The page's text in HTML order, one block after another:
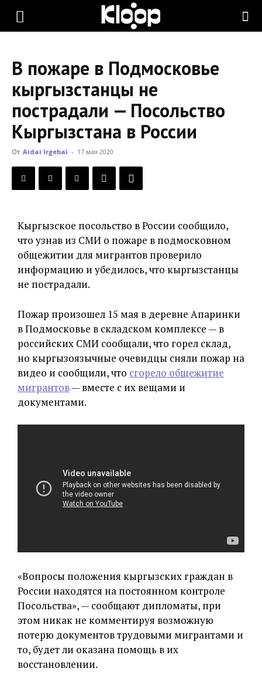
KLOOP.KG
Новости
Кыргызстана
В пожаре в Подмосковье
кыргызстанцы не
пострадали — Посольство
Кыргызстана в России
От Aidai Irgebai - 17 мая 2020
Кыргызское посольство в России сообщило,
что узнав из СМИ о пожаре в подмосковном
общежитии для мигрантов проверило
информацию и убедилось, что кыргызстанцы
не пострадали.
Пожар произошел 15 мая в деревне Апаринки
в Подмосковье в складском комплексе — в
российских СМИ сообщали, что горел склад,
но кыргызоязычные очевидцы сняли пожар на
видео и сообщили, что сгорело общежитие
мигрантов— вместе с их вещами и
документами.
«Вопросы положения кыргызских граждан в
России находятся на постоянном контроле
Посольства», — сообщают дипломаты, при
этом никак не комментируя возможную
потерю документов трудовыми мигрантами и
то, будет ли оказана помощь в их
восстановлении.